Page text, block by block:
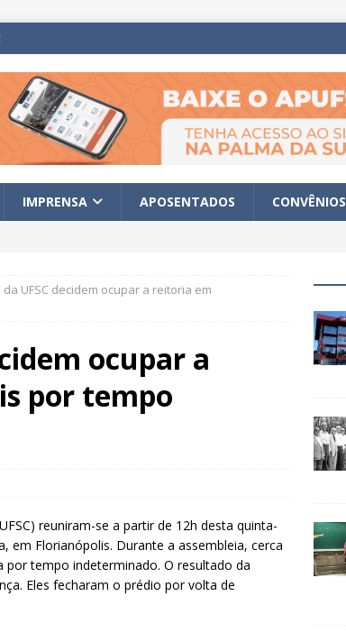
IMPRENSA APOSENTADOS CONVÊNIOS
UFSC decidem ocupar a reitoria em
ocupar a
por tempo
reuniram-se a partir de 12h desta quinta-
em Florianópolis. Durante a assembleia, cerca
tempo indeterminado. O resultado da
Eles fecharam o prédio por volta de